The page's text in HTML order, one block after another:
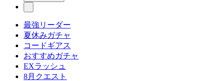
最強リーダー
夏休みガチャ
コードギアス
おすすめガチャ
EXラッシュ
8月クエスト